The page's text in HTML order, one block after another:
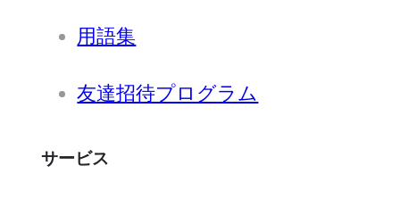
用語集
友達招待プログラム
サービス